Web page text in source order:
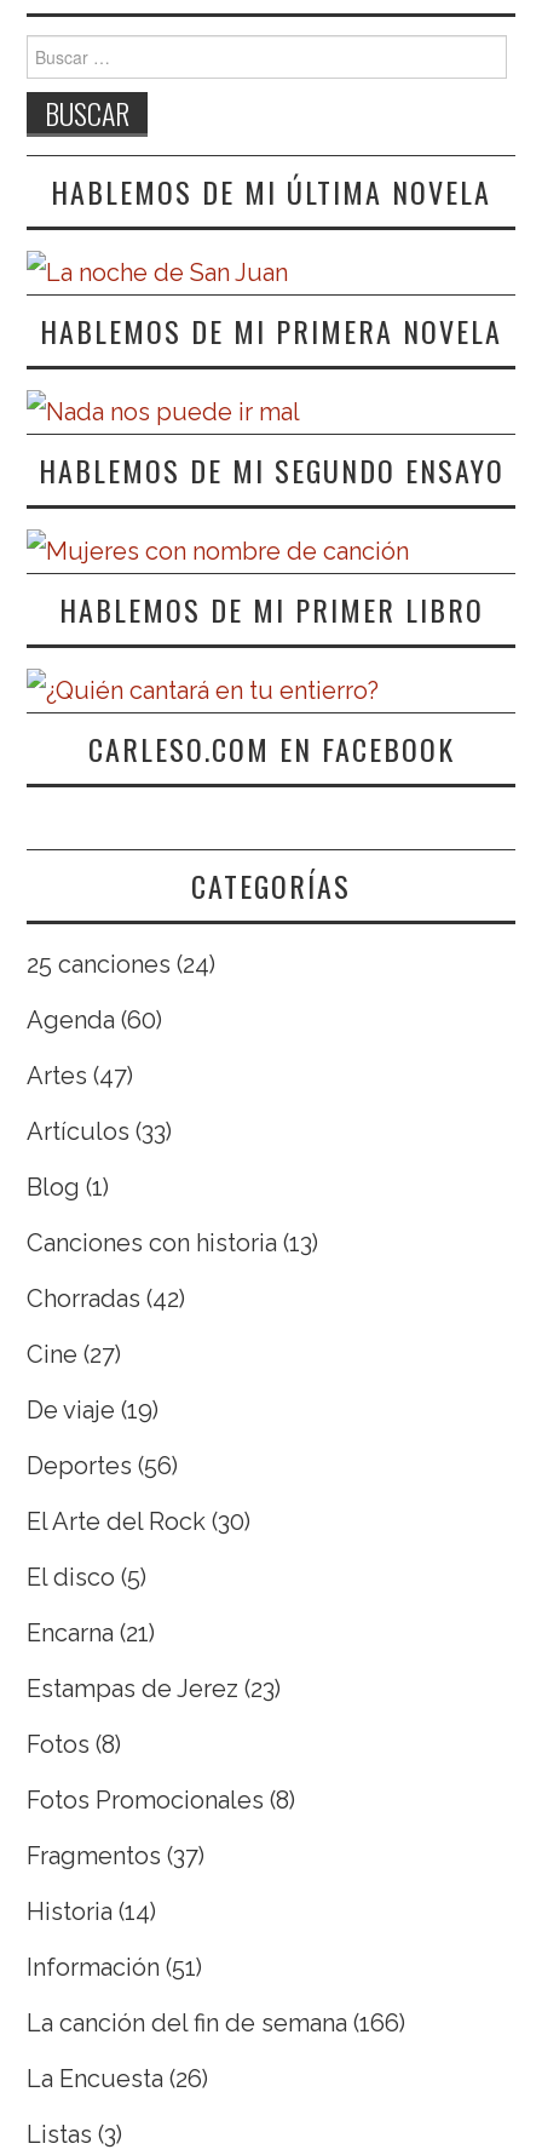
Buscar:
HABLEMOS DE MI ÚLTIMA NOVELA
HABLEMOS DE MI PRIMERA NOVELA
HABLEMOS DE MI SEGUNDO ENSAYO
HABLEMOS DE MI PRIMER LIBRO
CARLESO.COM EN FACEBOOK
CATEGORÍAS
25 canciones (24)
Agenda (60)
Artes (47)
Artículos (33)
Blog (1)
Canciones con historia (13)
Chorradas (42)
Cine (27)
De viaje (19)
Deportes (56)
El Arte del Rock (30)
El disco (5)
Encarna (21)
Estampas de Jerez (23)
Fotos (8)
Fotos Promocionales (8)
Fragmentos (37)
Historia (14)
Información (51)
La canción del fin de semana (166)
La Encuesta (26)
Listas (3)